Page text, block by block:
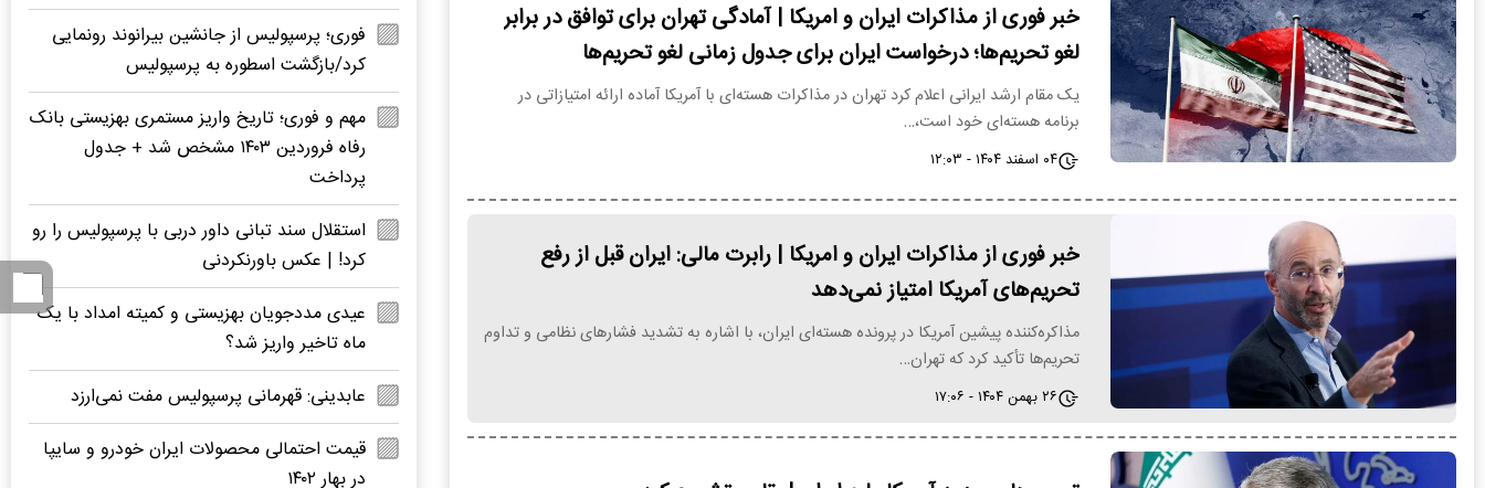
خبر فوری از مذاکرات ایران و امریکا | آمادگی تهران برای توافق در برابر
لغو تحریم‌ها؛ درخواست ایران برای جدول زمانی لغو تحریم‌ها
یک مقام ارشد ایرانی اعلام کرد تهران در مذاکرات هسته‌ای با آمریکا آماده ارائه امتیازاتی در
برنامه هسته‌ای خود است،…
۰۴ اسفند ۱۴۰۴ - ۱۲:۰۳
خبر فوری از مذاکرات ایران و امریکا | رابرت مالی: ایران قبل از رفع
تحریم‌های آمریکا امتیاز نمی‌دهد
مذاکره‌کننده پیشین آمریکا در پرونده هسته‌ای ایران، با اشاره به تشدید فشارهای نظامی و تداوم
تحریم‌ها تأکید کرد که تهران…
۲۶ بهمن ۱۴۰۴ - ۱۷:۰۶
فوری؛ پرسپولیس از جانشین بیرانوند رونمایی
کرد/بازگشت اسطوره به پرسپولیس
مهم و فوری؛ تاریخ واریز مستمری بهزیستی بانک
رفاه فروردین ۱۴۰۳ مشخص شد + جدول
پرداخت
استقلال سند تبانی داور دربی با پرسپولیس را رو
کرد! | عکس باورنکردنی
عیدی مددجویان بهزیستی و کمیته امداد با یک
ماه تاخیر واریز شد؟
عابدینی: قهرمانی پرسپولیس مفت نمی‌ارزد
قیمت احتمالی محصولات ایران خودرو و سایپا
در بهار ۱۴۰۲